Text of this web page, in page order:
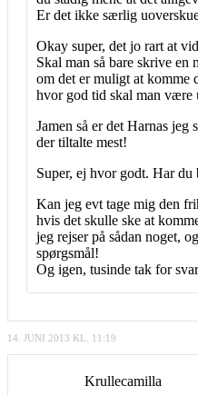
Er det ikke særlig
Okay super, det jo rart at
Skal man så bare skrive en
om det er muligt at komme
hvor god tid skal man være
Jamen så er det Harnas jeg
der tiltalte mest!
Super, ej hvor godt. Har du
Kan jeg evt tage mig den
hvis det skulle ske at
jeg rejser på sådan noget,
spørgsmål!
Og igen, tusinde tak for
14. JUNI 2013 KL. 11:19
Krullecamilla